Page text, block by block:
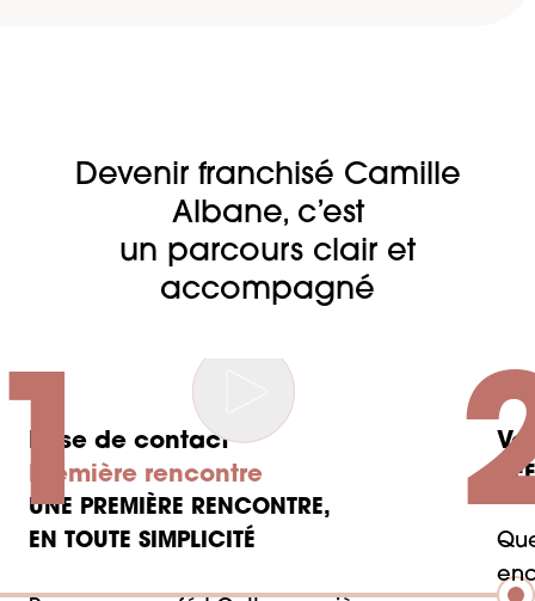
Devenir franchisé Camille
Albane, c’est
un parcours clair et
accompagné
Prise de contact
Première rencontre
UNE PREMIÈRE RENCONTRE,
EN TOUTE SIMPLICITÉ